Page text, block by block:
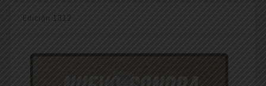
Edición 1312